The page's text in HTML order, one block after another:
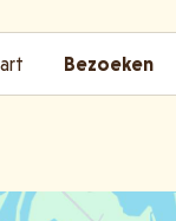
Bezoeken